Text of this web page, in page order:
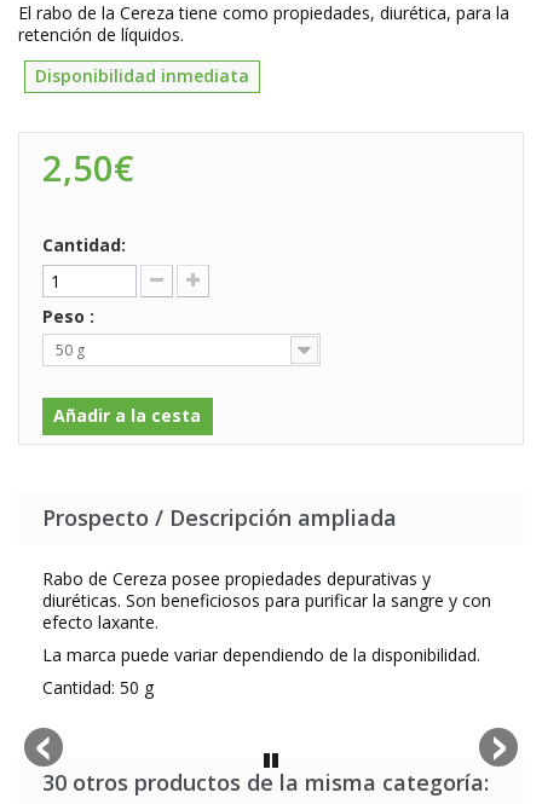
El rabo de la Cereza tiene como propiedades, diurética, para la
retención de líquidos.
Disponibilidad inmediata
2,50€
Cantidad:
Peso :
50 g
Añadir a la cesta
Prospecto / Descripción ampliada
Rabo de Cereza posee propiedades depurativas y
diuréticas. Son beneficiosos para purificar la sangre y con
efecto laxante.
La marca puede variar dependiendo de la disponibilidad.
Cantidad: 50 g
30 otros productos de la misma categoría: